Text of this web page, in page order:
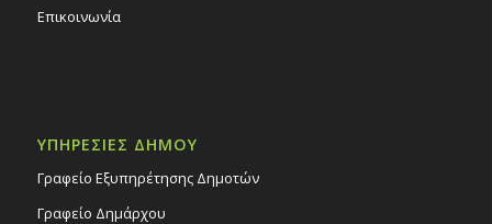
Επικοινωνία
ΥΠΗΡΕΣΙΕΣ ΔΗΜΟΥ
Γραφείο Εξυπηρέτησης Δημοτών
Γραφείο Δημάρχου